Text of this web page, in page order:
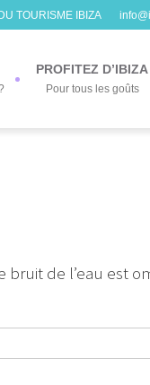
TOURISME IBIZA
PROFITEZ D’IBIZA
Pour tous les goûts
bruit de l’eau est